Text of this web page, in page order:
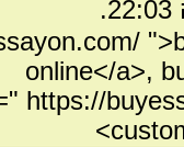
online</a>,
https://